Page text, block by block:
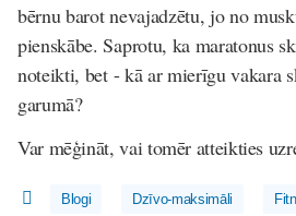
bērnu barot nevajadzētu, jo no
pienskābe. Saprotu, ka maratonus
noteikti, bet - kā ar mierīgu vakara
garumā?
Var mēģināt, vai tomēr atteikties
Blogi Dzīvo-maksimāli